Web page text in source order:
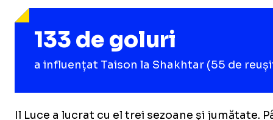
133 de goluri
a influențat Taison la Shakhtar (55 de
Il Luce a lucrat cu el trei sezoane și jumătate.